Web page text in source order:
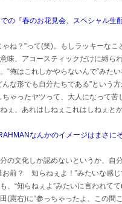
『春のお花見会、スペシャル生
ゃね？”って(笑)。もしラッキーな
味、アコースティックだけに縛
“俺はこれしかやらないんで”みた
んな形でも自分たちである”という
ちゃったヤツって、大人になって
ぇ、あれはしねぇこれはしねぇと
なんかのイメージはまさにそ
分の文化しか認めないというか、
お前？ 知らねぇよ！”みたいな感
、“知らねぇよ”みたいに言われて
(憲右)に“参っちゃったよ、この